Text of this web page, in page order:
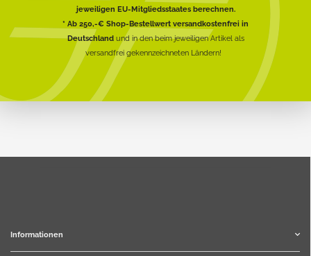
jeweiligen EU-Mitgliedsstaates berechnen.
* Ab 250,-€ Shop-Bestellwert versandkostenfrei in
Deutschlandund in den beim jeweiligen Artikel als
versandfrei gekennzeichneten Ländern!
Informationen